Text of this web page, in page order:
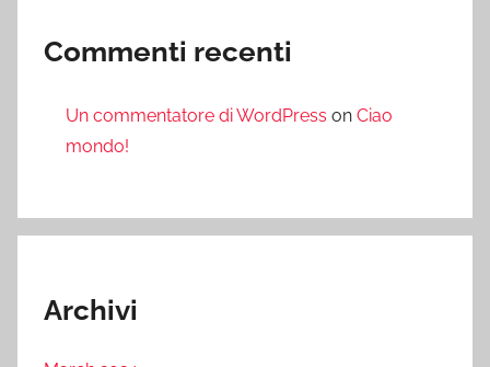
Commenti recenti
Un commentatore di WordPress on Ciao
mondo!
Archivi